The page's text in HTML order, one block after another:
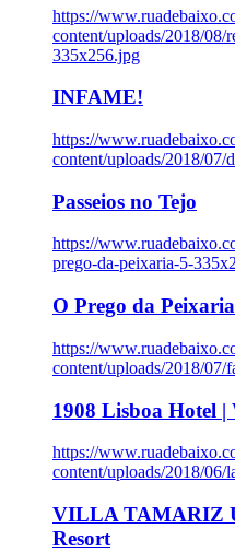
https://
content/uploads/2018/08/
335x256.jpg
INFAME!
https://
content/uploads/2018/07/
Passeios no Tejo
https://
prego-da-peixaria-5-
O Prego da
https://
content/uploads/2018/07/
1908 Lisboa Hotel
https://
content/uploads/2018/06/
VILLA TAMARIZ
Resort